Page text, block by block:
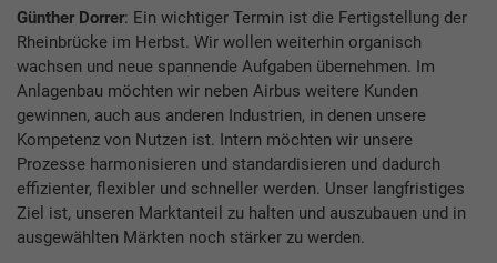
Günther Dorrer: Ein wichtiger Termin ist die Fertigstellung der
Rheinbrücke im Herbst. Wir wollen weiterhin organisch
wachsen und neue spannende Aufgaben übernehmen. Im
Anlagenbau möchten wir neben Airbus weitere Kunden
gewinnen, auch aus anderen Industrien, in denen unsere
Kompetenz von Nutzen ist. Intern möchten wir unsere
Prozesse harmonisieren und standardisieren und dadurch
effizienter, flexibler und schneller werden. Unser langfristiges
Ziel ist, unseren Marktanteil zu halten und auszubauen und in
ausgewählten Märkten noch stärker zu werden.